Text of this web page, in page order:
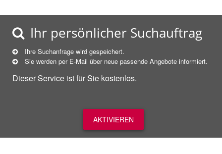
Ihr persönlicher Suchauftrag
Ihre Suchanfrage wird gespeichert.
Sie werden per E-Mail über neue passende Angebote informiert.
Dieser Service ist für Sie kostenlos.
AKTIVIEREN